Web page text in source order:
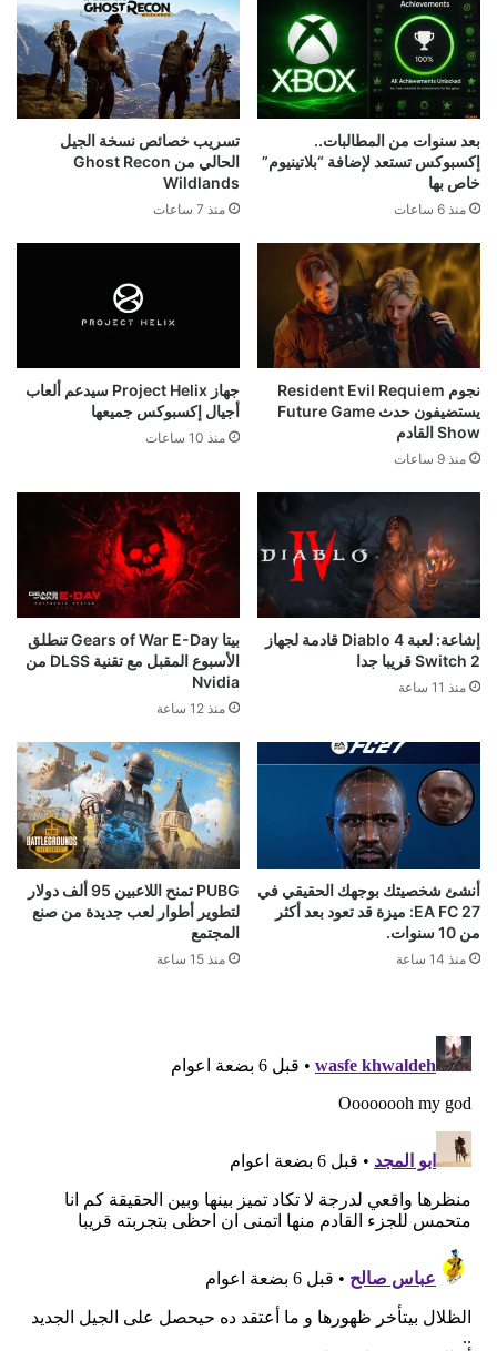
بعد سنوات من المطالبات..
إكسبوكس تستعد لإضافة “بلاتينيوم”
خاص بها
منذ 6 ساعات
تسريب خصائص نسخة الجيل
الحالي من Ghost Recon
Wildlands
منذ 7 ساعات
نجوم Resident Evil Requiem
يستضيفون حدث Future Game
Show القادم
منذ 9 ساعات
جهاز Project Helix سيدعم ألعاب
أجيال إكسبوكس جميعها
منذ 10 ساعات
إشاعة: لعبة Diablo 4 قادمة لجهاز
Switch 2 قريبا جدا
منذ 11 ساعة
بيتا Gears of War E-Day تنطلق
الأسبوع المقبل مع تقنية DLSS من
Nvidia
منذ 12 ساعة
أنشئ شخصيتك بوجهك الحقيقي في
EA FC 27: ميزة قد تعود بعد أكثر
من 10 سنوات.
منذ 14 ساعة
PUBG تمنح اللاعبين 95 ألف دولار
لتطوير أطوار لعب جديدة من صنع
المجتمع
منذ 15 ساعة